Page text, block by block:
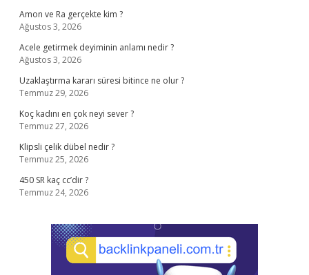
Amon ve Ra gerçekte kim ?
Ağustos 3, 2026
Acele getirmek deyiminin anlamı nedir ?
Ağustos 3, 2026
Uzaklaştırma kararı süresi bitince ne olur ?
Temmuz 29, 2026
Koç kadını en çok neyi sever ?
Temmuz 27, 2026
Klipsli çelik dübel nedir ?
Temmuz 25, 2026
450 SR kaç cc’dir ?
Temmuz 24, 2026